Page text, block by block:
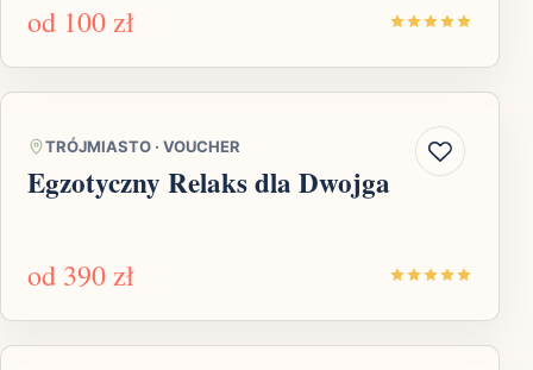
od 100 zł
TRÓJMIASTO · VOUCHER
Egzotyczny Relaks dla Dwojga
od 390 zł